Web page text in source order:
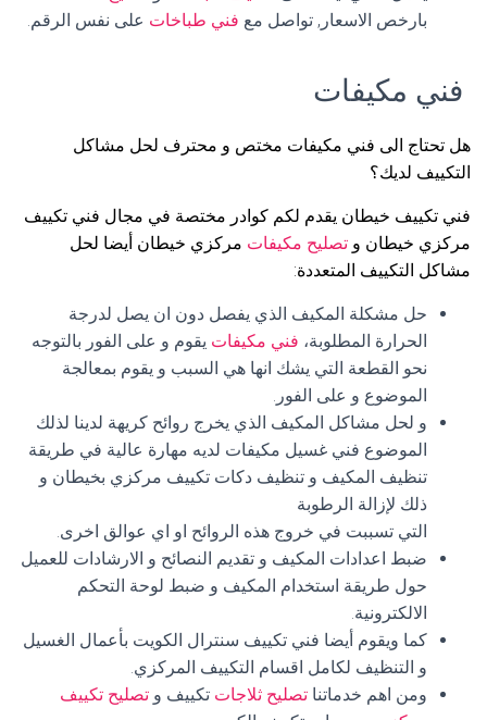
بارخص الاسعار, تواصل مع فني طباخات على نفس الرقم.
فني مكيفات
هل تحتاج الى فني مكيفات مختص و محترف لحل مشاكل
التكييف لديك؟
فني تكييف خيطان يقدم لكم كوادر مختصة في مجال فني تكييف
مركزي خيطان و تصليح مكيفات مركزي خيطان أيضا لحل
مشاكل التكييف المتعددة:
حل مشكلة المكيف الذي يفصل دون ان يصل لدرجة
الحرارة المطلوبة، فني مكيفات يقوم و على الفور بالتوجه
نحو القطعة التي يشك انها هي السبب و يقوم بمعالجة
الموضوع و على الفور.
و لحل مشاكل المكيف الذي يخرج روائح كريهة لدينا لذلك
الموضوع فني غسيل مكيفات لديه مهارة عالية في طريقة
تنظيف المكيف و تنظيف دكات تكييف مركزي بخيطان و
ذلك لإزالة الرطوبة
التي تسببت في خروج هذه الروائح او اي عوالق اخرى.
ضبط اعدادات المكيف و تقديم النصائح و الارشادات للعميل
حول طريقة استخدام المكيف و ضبط لوحة التحكم
الالكترونية.
كما ويقوم أيضا فني تكييف سنترال الكويت بأعمال الغسيل
و التنظيف لكامل اقسام التكييف المركزي.
ومن اهم خدماتنا تصليح ثلاجات تكييف و تصليح تكييف